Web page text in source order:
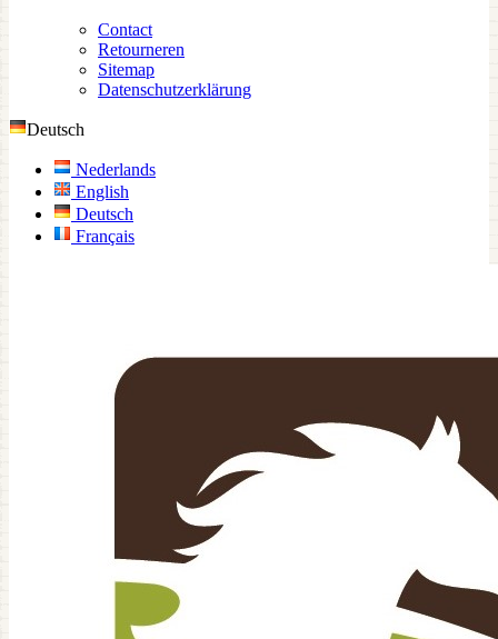
Contact
Retourneren
Sitemap
Datenschutzerklärung
Deutsch
Nederlands
English
Deutsch
Français